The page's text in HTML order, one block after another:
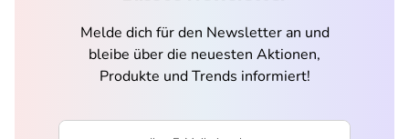
Melde dich für den Newsletter an und
bleibe über die neuesten Aktionen,
Produkte und Trends informiert!